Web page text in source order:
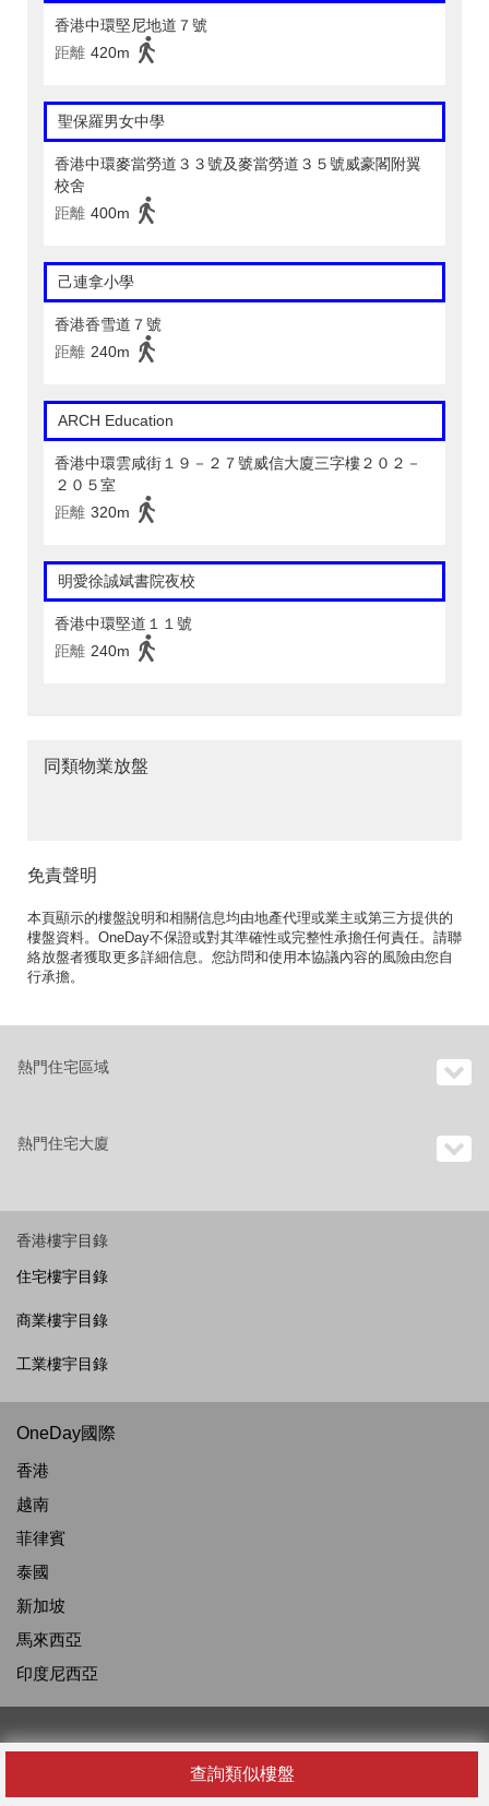
查詢類似樓盤
香港中環堅尼地道７號
距離 420m
聖保羅男女中學
香港中環麥當勞道３３號及麥當勞道３５號威豪閣附翼
校舍
距離 400m
己連拿小學
香港香雪道７號
距離 240m
ARCH Education
香港中環雲咸街１９－２７號威信大廈三字樓２０２－
２０５室
距離 320m
明愛徐誠斌書院夜校
香港中環堅道１１號
距離 240m
同類物業放盤
免責聲明
本頁顯示的樓盤說明和相關信息均由地產代理或業主或第三方提供的
樓盤資料。OneDay不保證或對其準確性或完整性承擔任何責任。請聯
絡放盤者獲取更多詳細信息。您訪問和使用本協議內容的風險由您自
行承擔。
熱門住宅區域
熱門住宅大廈
香港樓宇目錄
住宅樓宇目錄
商業樓宇目錄
工業樓宇目錄
OneDay國際
香港
越南
菲律賓
泰國
新加坡
馬來西亞
印度尼西亞
關於我們
關於我們